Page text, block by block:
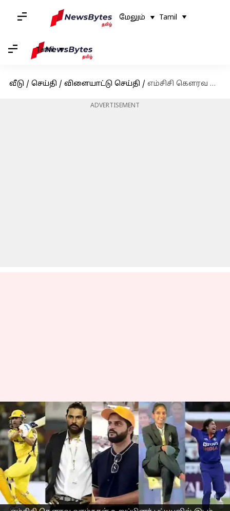
மேலும் Tamil
Tamil
வீடு / செய்தி / விளையாட்டு செய்தி / எம்சிசி கெளரவ வாழ்நாள் உறுப்பினர் பட்டியலில் இடம் பிடித்த 5 இந்திய வீரர்கள்
ADVERTISEMENT
எம்சிசி கெளரவ வாழ்நாள்
உறுப்பினர் பட்டியலில்
இடம் பிடித்த 5 இந்திய
வீரர்கள்
எழுதியவர் Sekar Chinnappan Apr 05, 2023 07:05 pm